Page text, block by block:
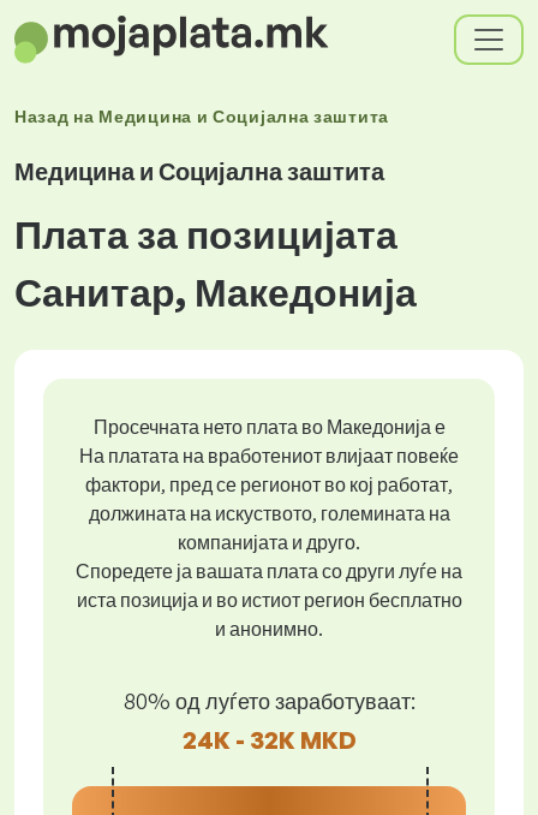
Назад на Медицина и Социјална заштита
Медицина и Социјална заштита
Плата за позицијата
Санитар, Македонија
Просечната нето плата во Македонија е
На платата на вработениот влијаат повеќе
фактори, пред се регионот во кој работат,
должината на искуството, големината на
компанијата и друго.
Споредете ја вашата плата со други луѓе на
иста позиција и во истиот регион бесплатно
и анонимно.
80% од луѓето заработуваат:
24K - 32K MKD